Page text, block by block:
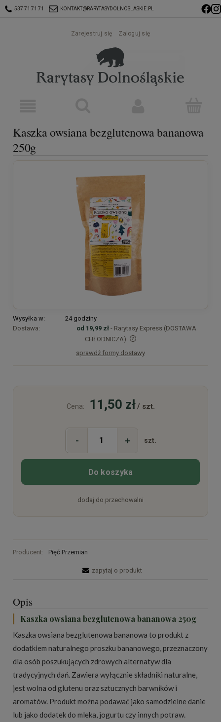
537 71 71 71 KONTAKT@RARYTASYDOLNOSLASKIE.PL
Zarejestruj się Zaloguj się
Kaszka owsiana bezglutenowa bananowa
250g
Wysyłka w:
24 godziny
Dostawa:
od 19,99 zł - Rarytasy Express (DOSTAWA
CHŁODNICZA)
Cena nie zawiera ewentualnych kosztów płatności
sprawdź formy dostawy
Cena: 11,50 zł/ szt.
- + szt.
Do koszyka
dodaj do przechowalni
Producent: Pięć Przemian
zapytaj o produkt
Opis
Kaszka owsiana bezglutenowa bananowa 250g
Kaszka owsiana bezglutenowa bananowa to produkt z
dodatkiem naturalnego proszku bananowego, przeznaczony
dla osób poszukujących zdrowych alternatyw dla
tradycyjnych dań. Zawiera wyłącznie składniki naturalne,
jest wolna od glutenu oraz sztucznych barwników i
aromatów. Produkt można podawać jako samodzielne danie
lub jako dodatek do mleka, jogurtu czy innych potraw.